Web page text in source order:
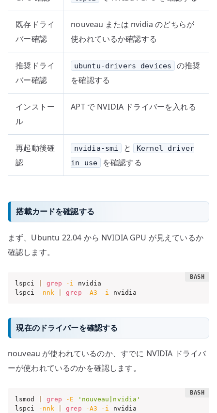
既存ドライ
バー確認
nouveau または nvidia のどちらが
使われているか確認する
推奨ドライ
バー確認
ubuntu-drivers devices
の推奨
を確認する
インストー
ル
APT で NVIDIA ドライバーを入れる
再起動後確
認
nvidia-smi と
Kernel driver
in use
を確認する
搭載カードを確認する
まず、Ubuntu 22.04 から NVIDIA GPU が見えているか
確認します。
lspci grep -i
nvidia
lspci
-nnk grep -A3 -i nvidia
現在のドライバーを確認する
nouveau が使われているのか、すでに NVIDIA ドライバ
ーが使われているのかを確認します。
lsmod grep -E
'nouveau|nvidia'
lspci
-nnk grep -A3 -i nvidia